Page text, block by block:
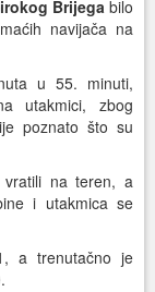
Brijegabilo
navijača na
u 55. minuti,
utakmici, zbog
poznato što su
vratili na teren, a
i utakmica se
a trenutačno je